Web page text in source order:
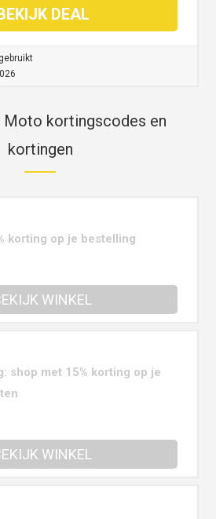
DEAL
Moto kortingscodes en
kortingen
korting op je bestelling
WINKEL
shop met 15% korting op je
WINKEL